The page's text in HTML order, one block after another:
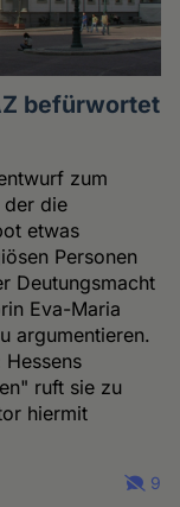
befürwortet
zum
der die
etwas
Personen
Deutungsmacht
Eva-Maria
argumentieren.
ruft sie zu
hiermit
9